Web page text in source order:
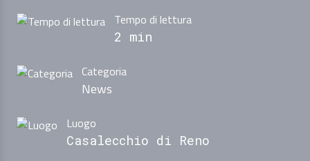
Tempo di lettura
2 min
Categoria
News
Luogo
Casalecchio di Reno